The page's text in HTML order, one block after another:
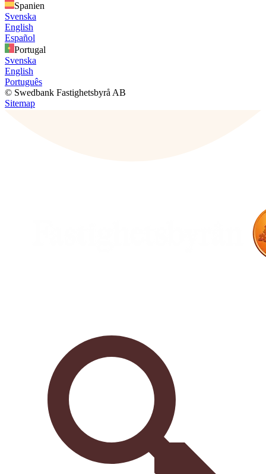
Spanien
Svenska
English
Español
Portugal
Svenska
English
Português
© Swedbank Fastighetsbyrå AB
Sitemap